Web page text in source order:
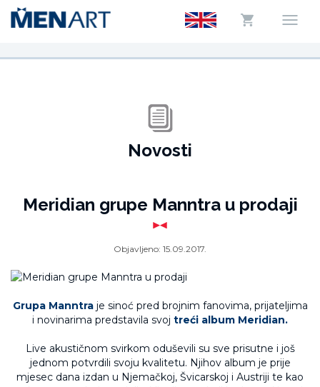
Novosti
Meridian grupe Manntra u prodaji
Objavljeno: 15.09.2017.
Grupa Manntraje sinoć pred brojnim fanovima, prijateljima
i novinarima predstavila svoj treći album Meridian.
Live akustičnom svirkom oduševili su sve prisutne i još
jednom potvrdili svoju kvalitetu. Njihov album je prije
mjesec dana izdan u Njemačkoj, Švicarskoj i Austriji te kao